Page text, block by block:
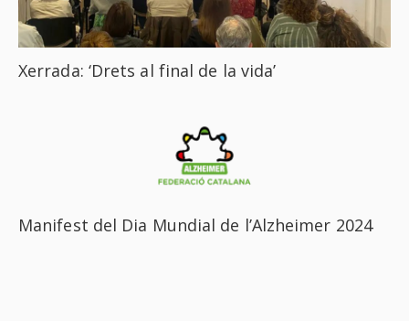
Xerrada: ‘Drets al final de la vida’
Manifest del Dia Mundial de l’Alzheimer 2024